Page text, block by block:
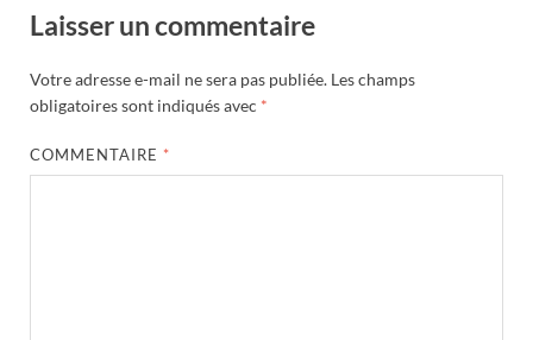
Laisser un commentaire
Votre adresse e-mail ne sera pas publiée. Les champs
obligatoires sont indiqués avec *
COMMENTAIRE *